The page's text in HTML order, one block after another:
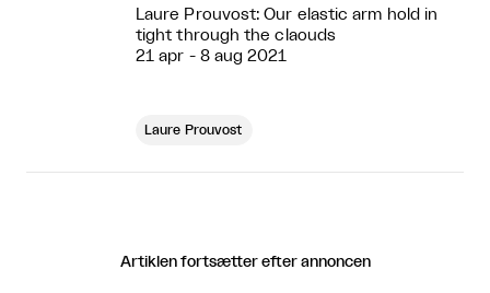
Laure Prouvost: Our elastic arm hold in
tight through the claouds
21 apr - 8 aug 2021
Laure Prouvost
Artiklen fortsætter efter annoncen